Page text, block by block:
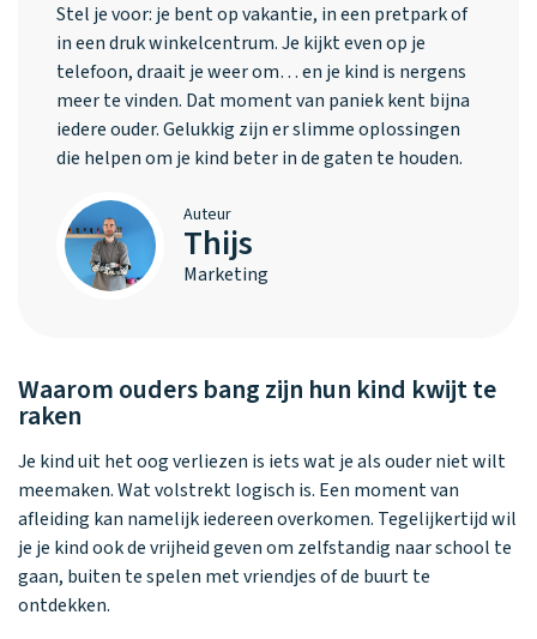
Stel je voor: je bent op vakantie, in een pretpark of
in een druk winkelcentrum. Je kijkt even op je
telefoon, draait je weer om… en je kind is nergens
meer te vinden. Dat moment van paniek kent bijna
iedere ouder. Gelukkig zijn er slimme oplossingen
die helpen om je kind beter in de gaten te houden.
Auteur
Thijs
Marketing
Waarom ouders bang zijn hun kind kwijt te
raken
Je kind uit het oog verliezen is iets wat je als ouder niet wilt
meemaken. Wat volstrekt logisch is. Een moment van
afleiding kan namelijk iedereen overkomen. Tegelijkertijd wil
je je kind ook de vrijheid geven om zelfstandig naar school te
gaan, buiten te spelen met vriendjes of de buurt te
ontdekken.